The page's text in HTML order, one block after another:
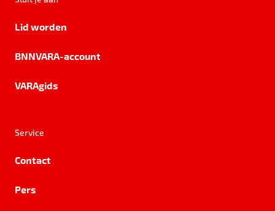
Lid worden
BNNVARA-account
VARAgids
Service
Contact
Pers